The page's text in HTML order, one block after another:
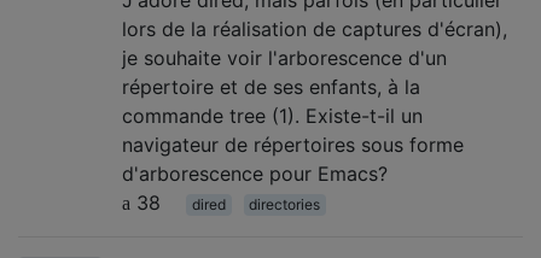
lors de la réalisation de captures d'écran),
je souhaite voir l'arborescence d'un
répertoire et de ses enfants, à la
commande tree (1). Existe-t-il un
navigateur de répertoires sous forme
d'arborescence pour Emacs?
38
dired directories